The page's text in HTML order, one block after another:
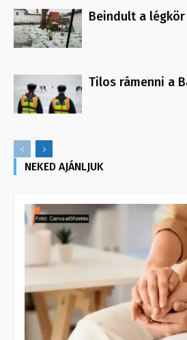
Beindult a
Tilos rámenni a
NEKED AJÁNLJUK